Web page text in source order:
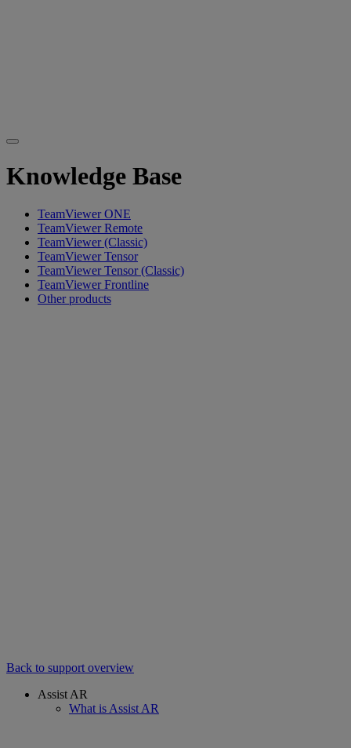
Knowledge Base
TeamViewer ONE
TeamViewer Remote
TeamViewer (Classic)
TeamViewer Tensor
TeamViewer Tensor (Classic)
TeamViewer Frontline
Other products
Back to support overview
Assist AR
What is Assist AR